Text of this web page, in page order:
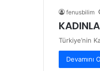
fenusbilim
Türkiye’nin
Devamını